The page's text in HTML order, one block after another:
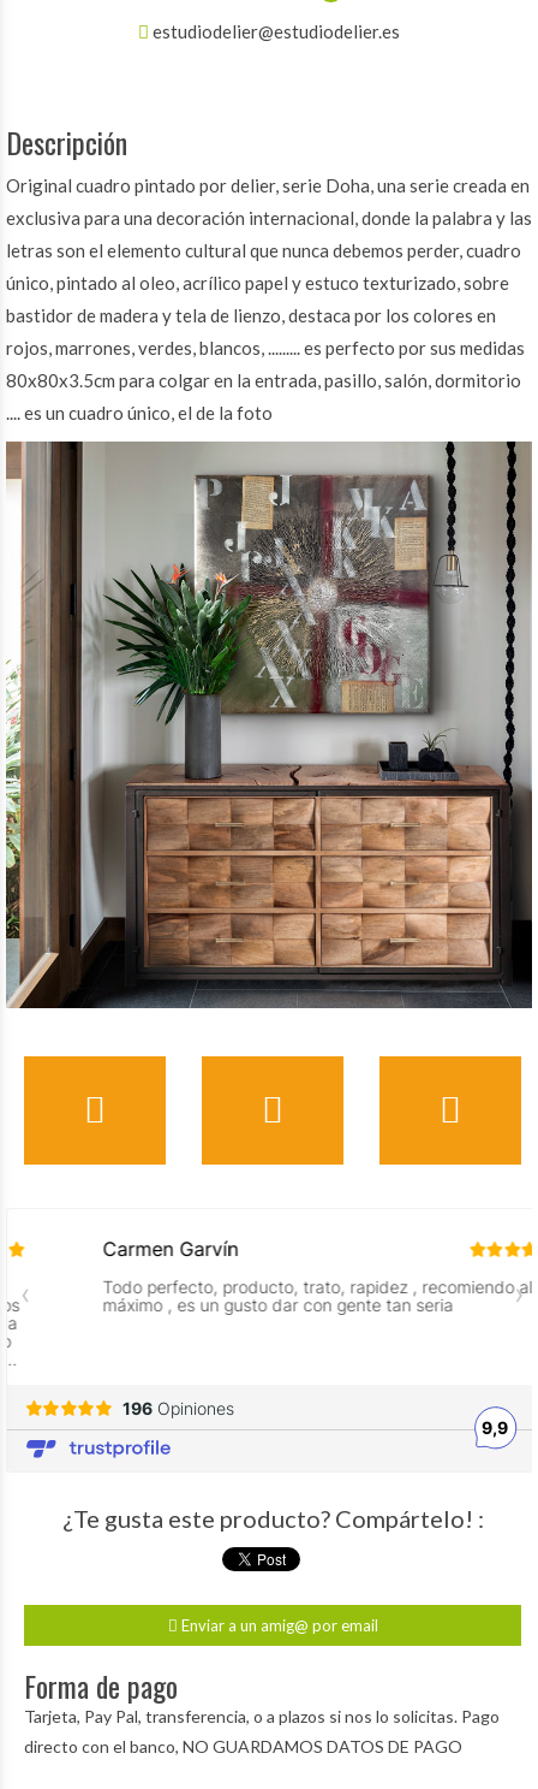
estudiodelier@estudiodelier.es
Descripción
Original cuadro pintado por delier, serie Doha, una serie creada en
exclusiva para una decoración internacional, donde la palabra y las
letras son el elemento cultural que nunca debemos perder, cuadro
único, pintado al oleo, acrílico papel y estuco texturizado, sobre
bastidor de madera y tela de lienzo, destaca por los colores en
rojos, marrones, verdes, blancos, ......... es perfecto por sus medidas
80x80x3.5cm para colgar en la entrada, pasillo, salón, dormitorio
.... es un cuadro único, el de la foto
¿Te gusta este producto? Compártelo! :
Enviar a un amig@ por email
Forma de pago
Tarjeta, Pay Pal, transferencia, o a plazos si nos lo solicitas. Pago
directo con el banco, NO GUARDAMOS DATOS DE PAGO